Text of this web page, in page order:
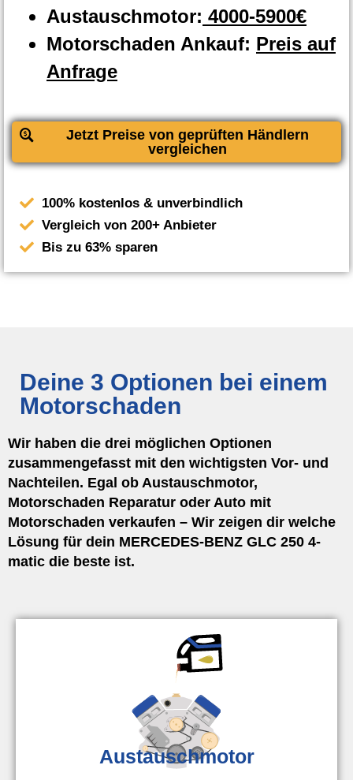
Austauschmotor: 4000-5900€
Motorschaden Ankauf: Preis auf
Anfrage
Jetzt Preise von geprüften Händlern
vergleichen
100% kostenlos & unverbindlich
Vergleich von 200+ Anbieter
Bis zu 63% sparen
Deine 3 Optionen bei einem
Motorschaden
Wir haben die drei möglichen Optionen
zusammengefasst mit den wichtigsten Vor- und
Nachteilen. Egal ob Austauschmotor,
Motorschaden Reparatur oder Auto mit
Motorschaden verkaufen – Wir zeigen dir welche
Lösung für dein MERCEDES-BENZ GLC 250 4-
matic die beste ist.
Austauschmotor